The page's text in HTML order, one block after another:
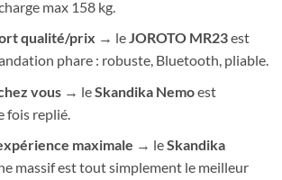
max 158 kg.
qualité/prix → leJOROTO MR23est
phare : robuste, Bluetooth, pliable.
vous→ leSkandika Nemoest
fois replié.
maximale → leSkandika
massif est tout simplement le meilleur